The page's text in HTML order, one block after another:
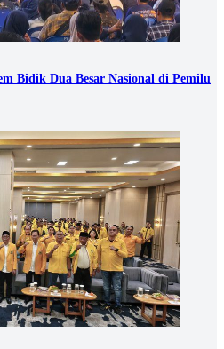
Bidik Dua Besar Nasional di Pemilu